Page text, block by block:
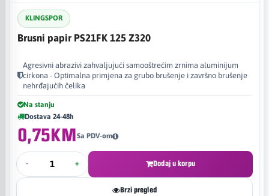
KLINGSPOR
Brusni papir PS21FK 125 Z320
Agresivni abrazivi zahvaljujući samooštrećim zrnima aluminijum
cirkona - Optimalna primjena za grubo brušenje i završno brušenje
nehrđajućih čelika
Na stanju
Dostava 24-48h
0,75KMSa PDV-om
- + Dodaj u korpu
Brzi pregled